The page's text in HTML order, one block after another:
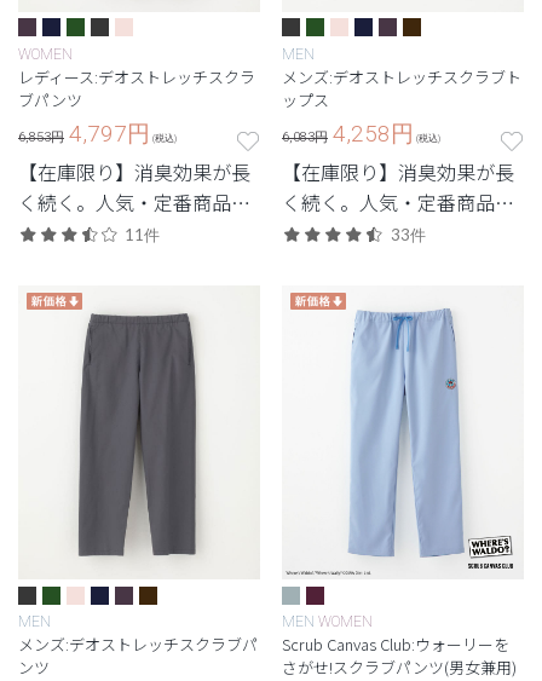
WOMEN
レディース:デオストレッチスクラ
ブパンツ
6,853円 4,797円 (税込)
【在庫限り】消臭効果が長
く続く。人気・定番商品の
デオをアップデートした機
11件
MEN
メンズ:デオストレッチスクラブト
ップス
6,083円 4,258円 (税込)
【在庫限り】消臭効果が長
く続く。人気・定番商品の
デオをアップデートした機
33件
MEN
メンズ:デオストレッチスクラブパ
ンツ
MEN WOMEN
Scrub Canvas Club:ウォーリーを
さがせ!スクラブパンツ(男女兼用)